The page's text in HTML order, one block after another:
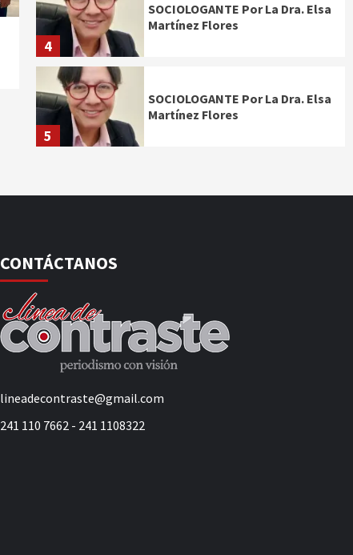
4
SOCIOLOGANTE Por La Dra. Elsa
Martínez Flores
5
SOCIOLOGANTE Por La Dra. Elsa
Martínez Flores
CONTÁCTANOS
lineadecontraste@gmail.com
241 110 7662 - 241 1108322